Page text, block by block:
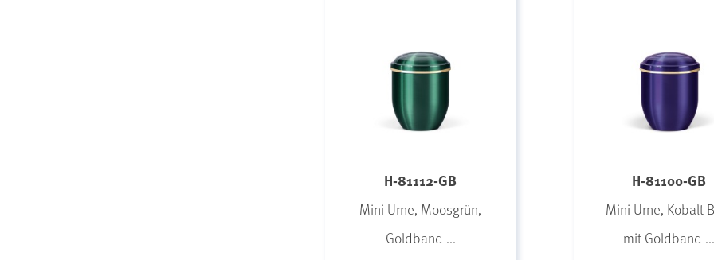
H-81112-GB
Mini Urne, Moosgrün,
Goldband ...
H-81100-GB
Mini Urne, Kobalt
mit Goldband